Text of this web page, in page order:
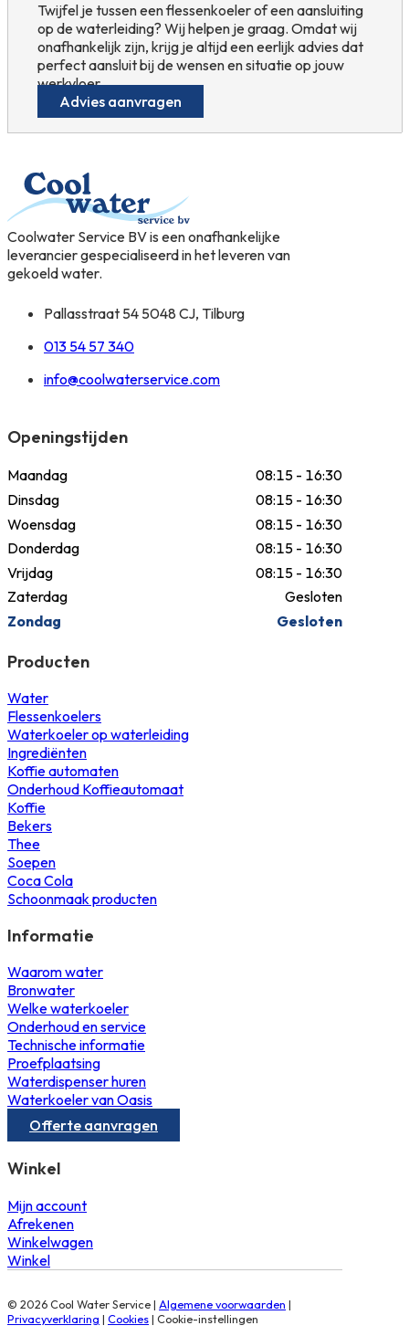
Twijfel je tussen een flessenkoeler of een aansluiting
op de waterleiding? Wij helpen je graag. Omdat wij
onafhankelijk zijn, krijg je altijd een eerlijk advies dat
perfect aansluit bij de wensen en situatie op jouw
werkvloer.
Advies aanvragen
Coolwater Service BV is een onafhankelijke
leverancier gespecialiseerd in het leveren van
gekoeld water.
Pallasstraat 54 5048 CJ, Tilburg
013 54 57 340
info@coolwaterservice.com
Openingstijden
Maandag
08:15 - 16:30
Dinsdag
08:15 - 16:30
Woensdag
08:15 - 16:30
Donderdag
08:15 - 16:30
Vrijdag
08:15 - 16:30
Zaterdag
Gesloten
Zondag
Gesloten
Producten
Water
Flessenkoelers
Waterkoeler op waterleiding
Ingrediënten
Koffie automaten
Onderhoud Koffieautomaat
Koffie
Bekers
Thee
Soepen
Coca Cola
Schoonmaak producten
Informatie
Waarom water
Bronwater
Welke waterkoeler
Onderhoud en service
Technische informatie
Proefplaatsing
Waterdispenser huren
Waterkoeler van Oasis
Offerte aanvragen
Winkel
Mijn account
Afrekenen
Winkelwagen
Winkel
© 2026 Cool Water Service | Algemene voorwaarden |
Privacyverklaring | Cookies| Cookie-instellingen